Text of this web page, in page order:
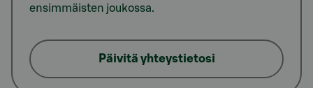
ensimmäisten joukossa.
Päivitä yhteystietosi